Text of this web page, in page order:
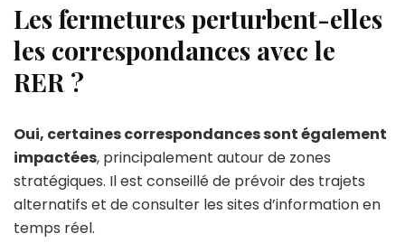
Les fermetures perturbent-elles
les correspondances avec le
RER ?
Oui, certaines correspondances sont également
impactées, principalement autour de zones
stratégiques. Il est conseillé de prévoir des trajets
alternatifs et de consulter les sites d’information en
temps réel.